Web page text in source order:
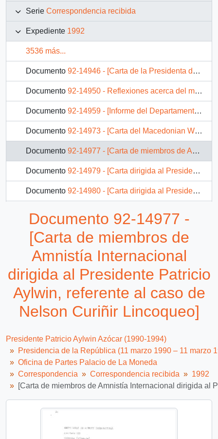
Serie Correspondencia recibida
Expediente 1992
3536 más...
Documento 92-14946 - [Carta de la Presidenta de la Junta de Vecinos N° 3 de Santiago Centro dirigida al Presidente Patricio Aylwin, referente a problemática habitacional]
Documento 92-14950 - Reflexiones acerca del momento político palestino
Documento 92-14959 - [Informe del Departamento Jurídico de la Superintendencia de Seguridad Social]
Documento 92-14973 - [Carta del Macedonian World Congress dirigida al Presidente Patricio Aylwin]
Documento 92-14977 - [Carta de miembros de Amnistía Internacional dirigida al Presidente Patricio Aylwin, referente al caso de Nelson Curiñir Lincoqueo]
Documento 92-14979 - [Carta dirigida al Presidente Patricio Aylwin, referente a situación judicial del poeta Sergio Piñones Díaz]
Documento 92-14980 - [Carta dirigida al Presidente Patricio Aylwin, referente a caso de Juan Domingo Salvo]
Documento 92-14983 - [Carta de miembro de Amnistía Internacional dirigida al Presidente Patricio Aylwin, referente a caso de pena de muerte a Juan Salvo Zuñiga]
286 más...
Documento 92-14977 -
[Carta de miembros de
Amnistía Internacional
dirigida al Presidente Patricio
Aylwin, referente al caso de
Nelson Curiñir Lincoqueo]
Presidente Patricio Aylwin Azócar (1990-1994)
Presidencia de la República (11 marzo 1990 – 11 marzo
Oficina de Partes Palacio de La Moneda
Correspondencia
Correspondencia recibida
1992
[Carta de miembros de Amnistía Internacional dirigida al